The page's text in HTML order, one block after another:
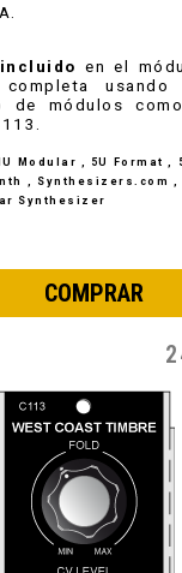
en el
usando
de módulos
Modular , 5U Format ,
, Synthesizers.com ,
Synthesizer
COMPRAR